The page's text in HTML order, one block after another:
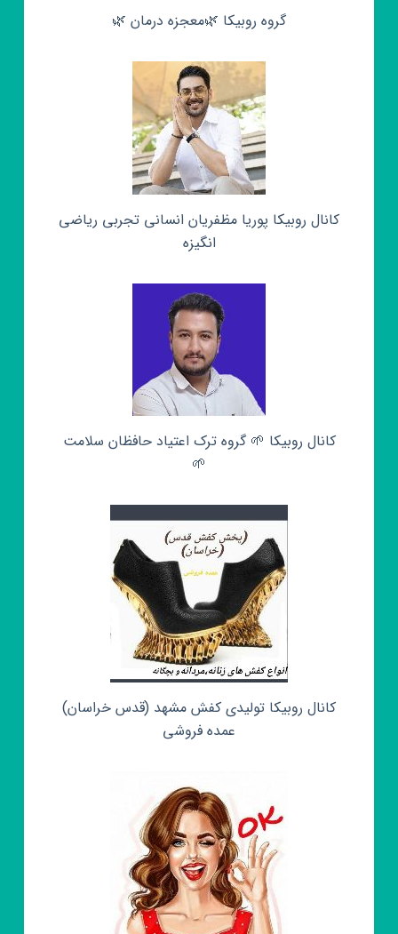
گروه روبیکا 🌿معجزه درمان 🌿
کانال روبیکا پوریا مظفریان انسانی تجربی ریاضی
انگیزه
کانال روبیکا 🌱 گروه ترک اعتیاد حافظان سلامت
🌱
کانال روبیکا تولیدی کفش مشهد (قدس خراسان)
عمده فروشی